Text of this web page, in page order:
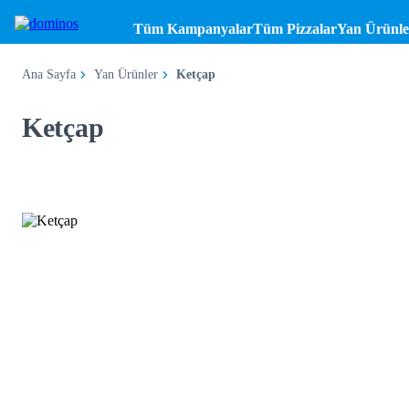
Tüm KampanyalarTüm PizzalarYan
Ana Sayfa Yan Ürünler Ketçap
Ketçap